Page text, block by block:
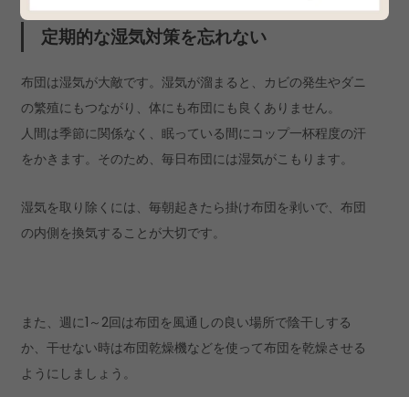
定期的な湿気対策を忘れない
布団は湿気が大敵です。湿気が溜まると、カビの発生やダニ
の繁殖にもつながり、体にも布団にも良くありません。
人間は季節に関係なく、眠っている間にコップ一杯程度の汗
をかきます。そのため、毎日布団には湿気がこもります。
湿気を取り除くには、毎朝起きたら掛け布団を剥いで、布団
の内側を換気することが大切です。
また、週に1～2回は布団を風通しの良い場所で陰干しする
か、干せない時は布団乾燥機などを使って布団を乾燥させる
ようにしましょう。